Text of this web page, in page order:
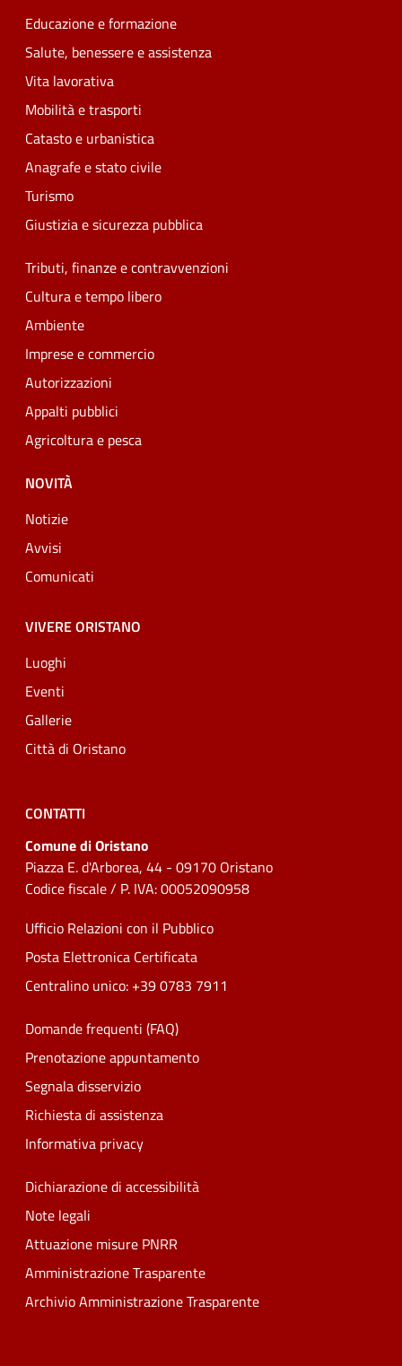
Educazione e formazione
Salute, benessere e assistenza
Vita lavorativa
Mobilità e trasporti
Catasto e urbanistica
Anagrafe e stato civile
Turismo
Giustizia e sicurezza pubblica
Tributi, finanze e contravvenzioni
Cultura e tempo libero
Ambiente
Imprese e commercio
Autorizzazioni
Appalti pubblici
Agricoltura e pesca
NOVITÀ
Notizie
Avvisi
Comunicati
VIVERE ORISTANO
Luoghi
Eventi
Gallerie
Città di Oristano
CONTATTI
Comune di Oristano
Piazza E. d'Arborea, 44 - 09170 Oristano
Codice fiscale / P. IVA: 00052090958
Ufficio Relazioni con il Pubblico
Posta Elettronica Certificata
Centralino unico: +39 0783 7911
Domande frequenti (FAQ)
Prenotazione appuntamento
Segnala disservizio
Richiesta di assistenza
Informativa privacy
Dichiarazione di accessibilità
Note legali
Attuazione misure PNRR
Amministrazione Trasparente
Archivio Amministrazione Trasparente